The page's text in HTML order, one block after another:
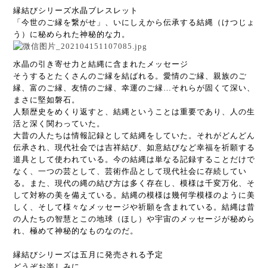
縁結びシリーズ水晶ブレスレット
「今世のご縁を繋がせ」、いにしえから伝承する結縄（けつじょ
う）に秘められた神秘的な力。
水晶の引き寄せ力と結縄に含まれたメッセージ
そうするとたくさんのご縁を結ばれる。愛情のご縁、親族のご
縁、富のご縁、友情のご縁、幸運のご縁…それらが固くて深い、
まさに堅如磐石。
人類歴史をめくり返すと、結縄ということは重要であり、人の生
活と深く関わっていた。
大昔の人たちは情報記録として結縄をしていた。それがどんどん
伝承され、現代社会では吉祥結び、如意結びなど幸福を祈願する
道具として使われている。今の結縄は単なる記録することだけで
なく、一つの芸として、芸術作品として現代社会に存続してい
る。また、現代の縄の結び方は多く存在し、模様は千変万化、そ
して対称の美を備えている。結縄の模様は幾何学模様のように美
しく、そして様々なメッセージや祈願を含まれている。結縄は昔
の人たちの智慧とこの地球（ほし）や宇宙のメッセージが秘めら
れ、極めて神秘的なものなのだ。
縁結びシリーズは五月に発売される予定